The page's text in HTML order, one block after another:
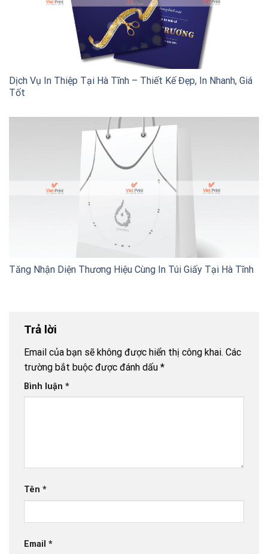
Dịch Vụ In Thiệp Tại Hà Tĩnh – Thiết Kế Đẹp, In Nhanh, Giá
Tốt
Tăng Nhận Diện Thương Hiệu Cùng In Túi Giấy Tại Hà Tĩnh
Trả lời
Email của bạn sẽ không được hiển thị công khai. Các
trường bắt buộc được đánh dấu *
Bình luận *
Tên *
Email *